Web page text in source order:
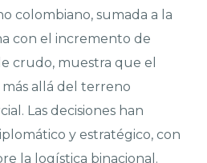
colombiano, sumada a la
con el incremento de
crudo, muestra que el
allá del terreno
Las decisiones han
y estratégico, con
la logística binacional.